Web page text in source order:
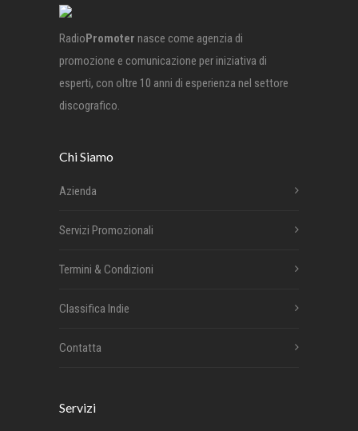
RadioPromoter nasce come agenzia di
promozione e comunicazione per iniziativa di
esperti, con oltre 10 anni di esperienza nel settore
discografico.
Chi Siamo
Azienda
Servizi Promozionali
Termini & Condizioni
Classifica Indie
Contatta
Servizi